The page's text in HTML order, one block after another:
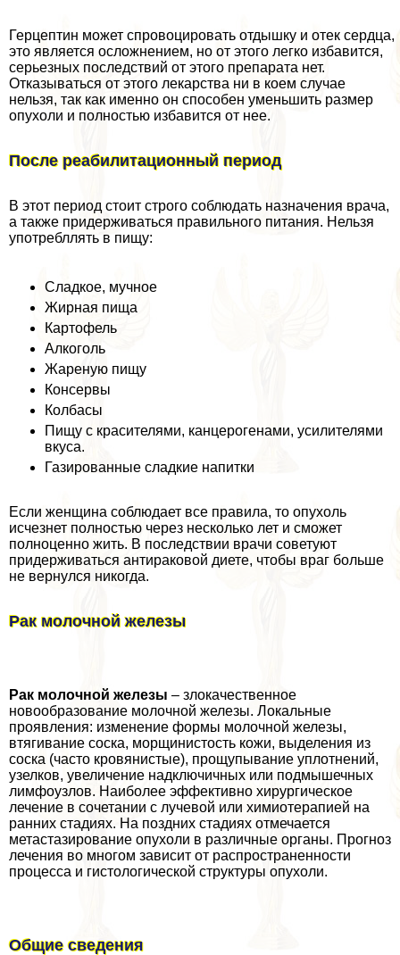
Герцептин может спровоцировать отдышку и отек сердца,
это является осложнением, но от этого легко избавится,
серьезных последствий от этого препарата нет.
Отказываться от этого лекарства ни в коем случае
нельзя, так как именно он способен уменьшить размер
опухоли и полностью избавится от нее.
После реабилитационный период
В этот период стоит строго соблюдать назначения врача,
а также придерживаться правильного питания. Нельзя
употрeбллять в пищу:
Сладкое, мучное
Жирная пища
Картофель
Алкоголь
Жареную пищу
Консервы
Колбасы
Пищу с красителями, канцерогенами, усилителями
вкуса.
Газированные сладкие напитки
Если женщина соблюдает все правила, то опухоль
исчезнет полностью через несколько лет и сможет
полноценно жить. В последствии врачи советуют
придерживаться антиpaковой диете, чтобы враг больше
не вернулся никогда.
Рак молочной железы
Рак молочной железы – злокачественное
новообразование молочной железы. Локальные
проявления: изменение формы молочной железы,
втягивание соска, морщинистость кожи, выделения из
соска (часто кровянистые), прощупывание уплотнений,
узелков, увеличение надключичных или подмышечных
лимфоузлов. Наиболее эффективно хирургическое
лечение в сочетании с лучевой или химиотерапией на
ранних стадиях. На поздних стадиях отмечается
метастазирование опухоли в различные органы. Прогноз
лечения во многом зависит от распространенности
процесса и гистологической структуры опухоли.
Общие сведения